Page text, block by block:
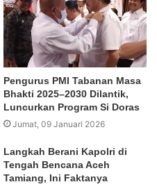
Pengurus PMI Tabanan Masa
Bhakti 2025–2030 Dilantik,
Luncurkan Program Si Doras
Jumat, 09 Januari 2026
Langkah Berani Kapolri di
Tengah Bencana Aceh
Tamiang, Ini Faktanya